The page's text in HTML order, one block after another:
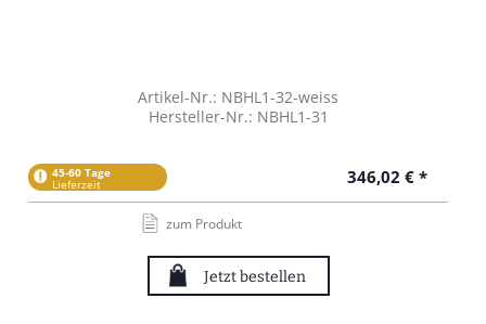
Artikel-Nr.: NBHL1-32-weiss
Hersteller-Nr.: NBHL1-31
45-60 Tage
Lieferzeit 346,02 € *
zum Produkt
Jetzt bestellen